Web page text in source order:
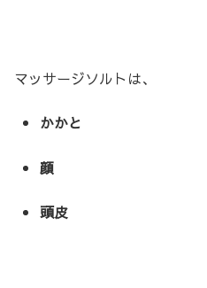
マッサージソルトは、
かかと
顔
頭皮